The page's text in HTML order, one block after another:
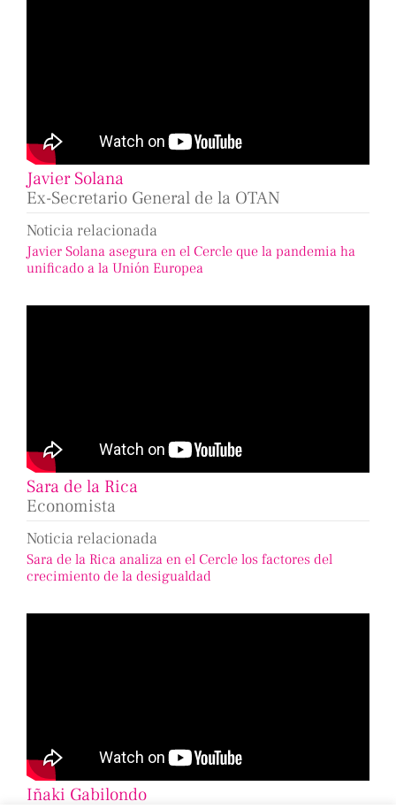
Javier Solana
Ex-Secretario General de la OTAN
Noticia relacionada
Javier Solana asegura en el Cercle que la pandemia ha
unificado a la Unión Europea
Sara de la Rica
Economista
Noticia relacionada
Sara de la Rica analiza en el Cercle los factores del
crecimiento de la desigualdad
Iñaki Gabilondo